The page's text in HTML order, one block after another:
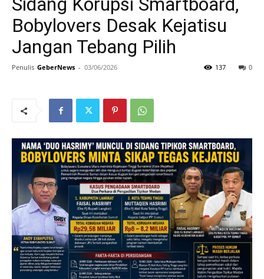
Bobylovers Desak Kejatisu
Jangan Tebang Pilih
Penulis GeberNews - 03/06/2026 0
137